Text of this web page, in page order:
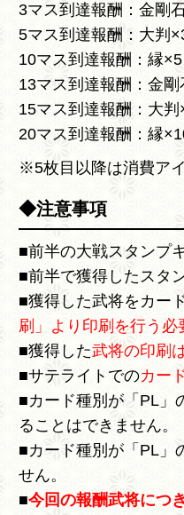
3マス到達報酬：金剛
5マス到達報酬：大判
10マス到達報酬：縁×5
13マス到達報酬：金
15マス到達報酬：大判
20マス到達報酬：縁
※5枚目以降は消費ア
◆注意事項
■前半の大戦スタンプ
■前半で獲得したスタ
■獲得した武将をカー
刷」より印刷を行う必
■獲得した武将の印刷
■サテライトでのカー
■カード種別が「PL」
ることはできません。
■カード種別が「PL」
せん。
■今回の報酬武将につ